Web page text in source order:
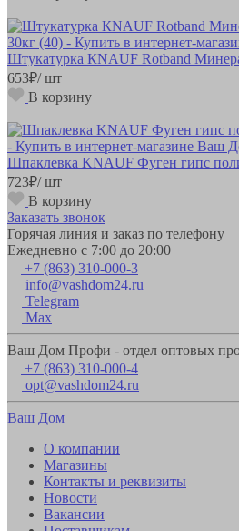
Штукатурка КNAUF Rotband
653₽/ шт
В корзину
Шпаклевка KNAUF Фуген гипс
723₽/ шт
В корзину
Заказать звонок
Горячая линия и заказ по телефону
Ежедневно с 7:00 до 20:00
+7 (863) 310-000-3
info@vashdom24.ru
Telegram
Max
Ваш Дом Профи - отдел оптовых
+7 (863) 310-000-4
opt@vashdom24.ru
Ваш Дом
О компании
Магазины
Контакты и реквизиты
Новости
Вакансии